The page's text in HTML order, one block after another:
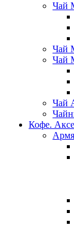
Чай
Чай
Чай
Чай
Кофе.